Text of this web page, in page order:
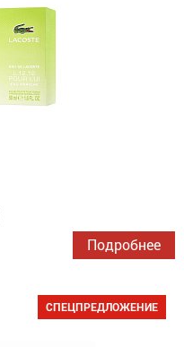
Подробнее
СПЕЦПРЕДЛОЖЕНИЕ